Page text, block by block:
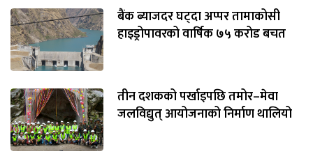
बैंक ब्याजदर घट्दा अप्पर तामाकोसी
हाइड्रोपावरको वार्षिक ७५ करोड बचत
तीन दशकको पर्खाइपछि तमोर–मेवा
जलविद्युत् आयोजनाको निर्माण थालियो